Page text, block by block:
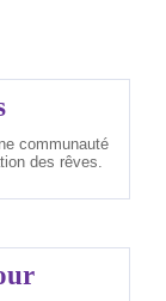
communauté
des rêves.